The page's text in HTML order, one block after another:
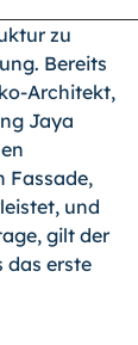
zu
Bereits
Architekt,
Jaya
Fassade,
und
gilt der
das erste